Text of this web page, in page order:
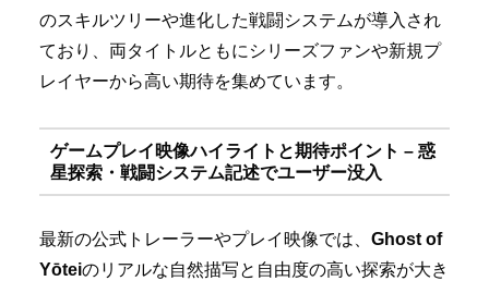
のスキルツリーや進化した戦闘システムが導入され
ており、両タイトルともにシリーズファンや新規プ
レイヤーから高い期待を集めています。
ゲームプレイ映像ハイライトと期待ポイント – 惑
星探索・戦闘システム記述でユーザー没入
最新の公式トレーラーやプレイ映像では、 Ghost of
Yōteiのリアルな自然描写と自由度の高い探索が大き